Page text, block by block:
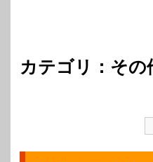
カテゴリ：その